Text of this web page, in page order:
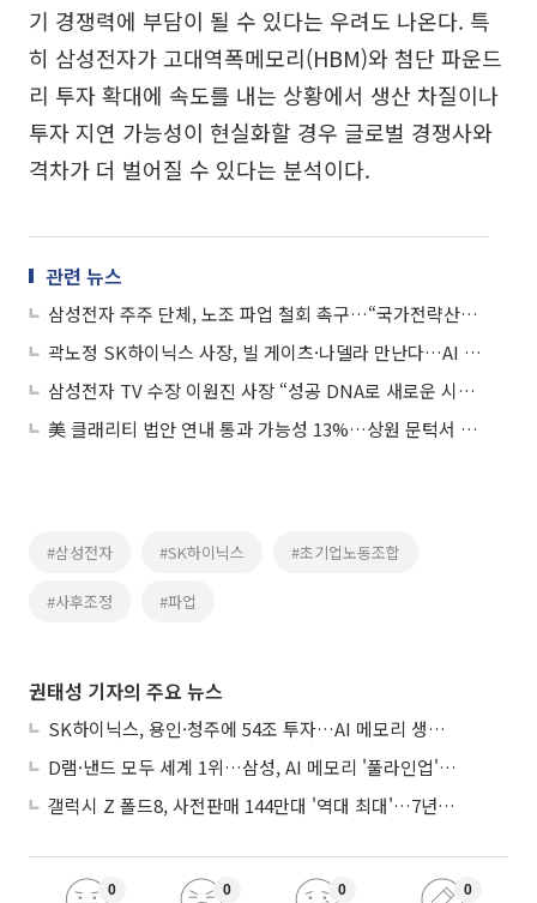
기 경쟁력에 부담이 될 수 있다는 우려도 나온다. 특
히 삼성전자가 고대역폭메모리(HBM)와 첨단 파운드
리 투자 확대에 속도를 내는 상황에서 생산 차질이나
투자 지연 가능성이 현실화할 경우 글로벌 경쟁사와
격차가 더 벌어질 수 있다는 분석이다.
관련 뉴스
삼성전자 주주 단체, 노조 파업 철회 촉구…“국가전략산업 인질은 안돼”
곽노정 SK하이닉스 사장, 빌 게이츠·나델라 만난다…AI 메모리 협력 강화
삼성전자 TV 수장 이원진 사장 “성공 DNA로 새로운 시대 맞이해야”
美 클래리티 법안 연내 통과 가능성 13%…상원 문턱서 제동
#삼성전자 #SK하이닉스 #초기업노동조합
#사후조정 #파업
권태성 기자의 주요 뉴스
SK하이닉스, 용인·청주에 54조 투자…AI 메모리 생산기지 키운다
D램·낸드 모두 세계 1위…삼성, AI 메모리 '풀라인업'으로 승부
갤럭시 Z 폴드8, 사전판매 144만대 '역대 최대'…7년만에 갤노트10 기록 넘어
0 0 0 0